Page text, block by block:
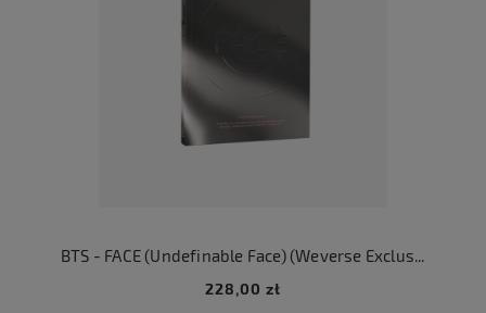
BTS - FACE (Undefinable Face) (Weverse Exclusive Version)
228,00 zł